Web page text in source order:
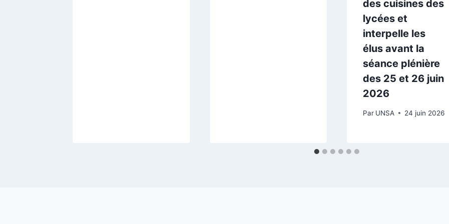
des cuisines des
lycées et
interpelle les
élus avant la
séance plénière
des 25 et 26 juin
2026
Par UNSA 24 juin 2026